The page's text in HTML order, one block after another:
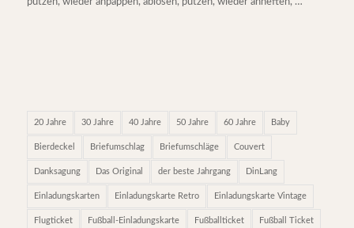
20 Jahre 30 Jahre 40 Jahre 50 Jahre 60 Jahre Baby
Bierdeckel Briefumschlag Briefumschläge Couvert
Danksagung Das Original der beste Jahrgang DinLang
Einladungskarten Einladungskarte Retro Einladungskarte Vintage
Flugticket Fußball-Einladungskarte Fußballticket Fußball Ticket